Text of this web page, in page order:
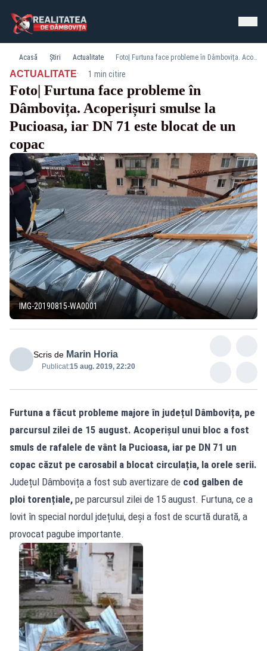
Acasă Știri Actualitate Foto| Furtuna face probleme în Dâmbovița. Acoperișuri smulse la Pucioasa, iar DN 71 este blocat de un copac
ACTUALITATE· 1 min citire
Foto| Furtuna face probleme în
Dâmbovița. Acoperișuri smulse la
Pucioasa, iar DN 71 este blocat de un
copac
IMG-20190815-WA0001
Scris de Marin Horia
Publicat:15 aug. 2019, 22:20
Furtuna a făcut probleme majore în județul Dâmbovița, pe
parcursul zilei de 15 august. Acoperișul unui bloc a fost
smuls de rafalele de vânt la Pucioasa, iar pe DN 71 un
copac căzut pe carosabil a blocat circulația, la orele serii.
Județul Dâmbovița a fost sub avertizare de cod galben de
ploi torențiale, pe parcursul zilei de 15 august. Furtuna, ce a
lovit în special nordul jdețului, deși a fost de scurtă durată, a
provocat pagube importante.